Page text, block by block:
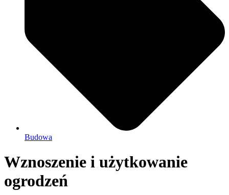
Budowa
Wznoszenie i użytkowanie
ogrodzeń